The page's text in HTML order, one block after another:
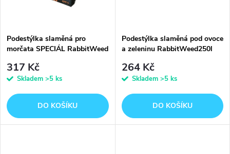
ů
Podestýlka slaměná pro
morčata SPECIÁL RabbitWeed
317 Kč
Skladem >5 ks
DO KOŠÍKU
Podestýlka slaměná pod ovoce
a zeleninu RabbitWeed250l
264 Kč
Skladem >5 ks
DO KOŠÍKU